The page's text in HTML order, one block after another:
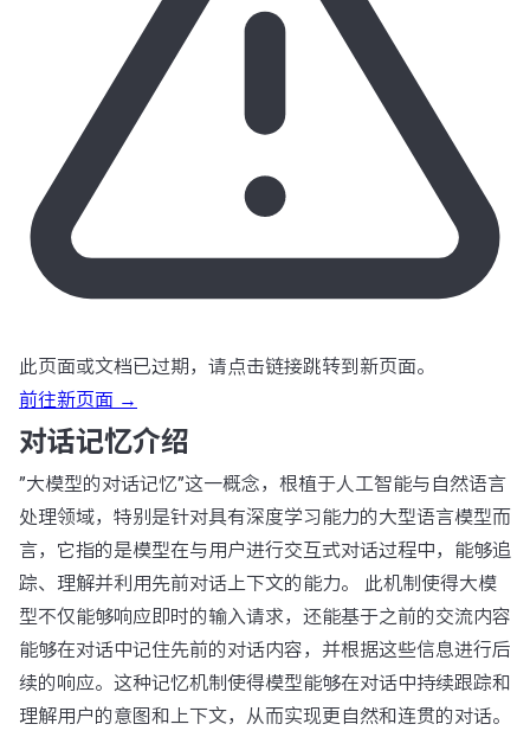
此页面或文档已过期，请点击链接跳转到新页面。
前往新页面 →
对话记忆介绍
”大模型的对话记忆”这一概念，根植于人工智能与自然语言
处理领域，特别是针对具有深度学习能力的大型语言模型而
言，它指的是模型在与用户进行交互式对话过程中，能够追
踪、理解并利用先前对话上下文的能力。 此机制使得大模
型不仅能够响应即时的输入请求，还能基于之前的交流内容
能够在对话中记住先前的对话内容，并根据这些信息进行后
续的响应。这种记忆机制使得模型能够在对话中持续跟踪和
理解用户的意图和上下文，从而实现更自然和连贯的对话。